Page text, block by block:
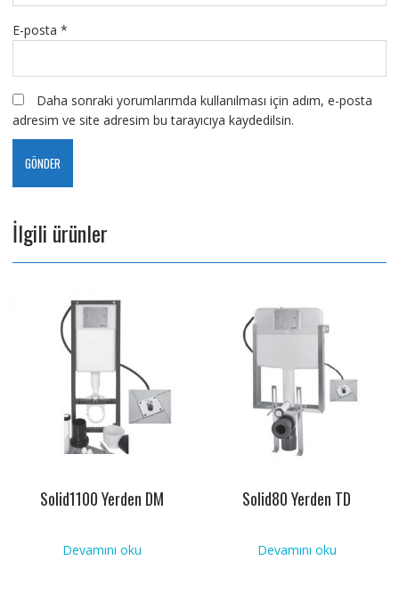
E-posta *
Daha sonraki yorumlarımda kullanılması için adım, e-posta
adresim ve site adresim bu tarayıcıya kaydedilsin.
İlgili ürünler
Solid1100 Yerden DM
Devamını oku
Solid80 Yerden TD
Devamını oku